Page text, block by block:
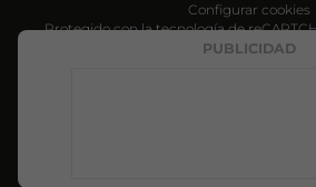
PUBLICIDAD
Configurar cookies
Protegido con la tecnología de
Política de